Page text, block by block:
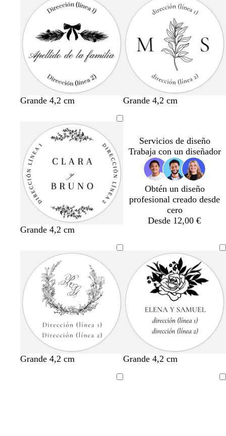
Grande 4,2 cm Grande 4,2 cm
Grande 4,2 cm
Servicios de diseño
Trabaja con un diseñador
Obtén un diseño
profesional creado desde
cero
Desde 12,00 €
Grande 4,2 cm Grande 4,2 cm